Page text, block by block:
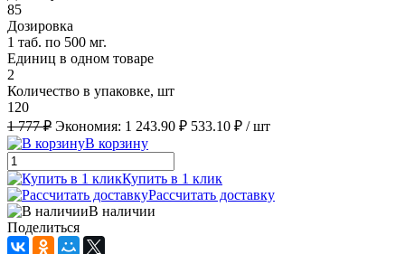
85
Дозировка
1 таб. по 500 мг.
Единиц в одном товаре
2
Количество в упаковке, шт
120
1 777 ₽ Экономия: 1 243.90 ₽ 533.10 ₽ / шт
В корзину
Купить в 1 клик
Рассчитать доставку
В наличии
Поделиться